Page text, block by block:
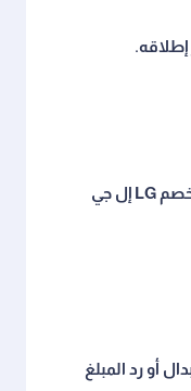
يُطلق LG إل جي خصومات موسمية استثنائية في بلاك فرايداي وتصفيات نهاية الموسم. دمجها مع كود خصم LG إل جي
عيب يتم الاستبدال أو رد المبلغ